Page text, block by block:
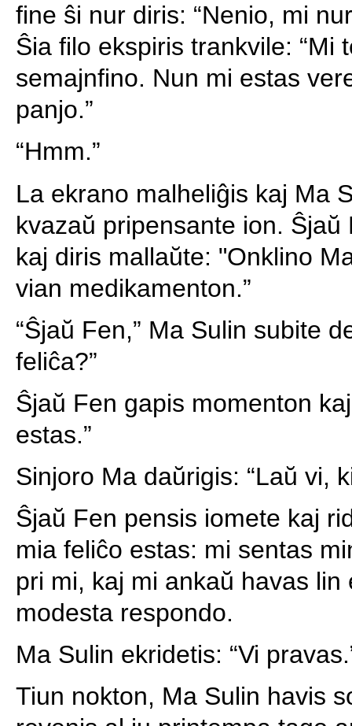
fine ŝi nur diris: “Nenio, mi
Ŝia filo ekspiris trankvile: “Mi
semajnfino. Nun mi estas
panjo.”
“Hmm.”
La ekrano malheliĝis kaj Ma
kvazaŭ pripensante ion.
kaj diris mallaŭte: "Onklino
vian medikamenton.”
“Ŝjaŭ Fen,” Ma Sulin subite
feliĉa?”
Ŝjaŭ Fen gapis momenton
estas.”
Sinjoro Ma daŭrigis: “Laŭ vi,
Ŝjaŭ Fen pensis iomete kaj
mia feliĉo estas: mi sentas
pri mi, kaj mi ankaŭ havas lin
modesta respondo.
Ma Sulin ekridetis: “Vi
Tiun nokton, Ma Sulin havis